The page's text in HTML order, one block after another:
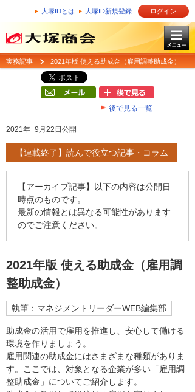
大塚IDとは 大塚ID新規登録 ログイン
実務記事 2021年版 使える助成金（雇用調整助成金）
後で見る一覧
2021年 9月22日公開
【連載終了】読んで役立つ記事・コラム
【アーカイブ記事】以下の内容は公開日
時点のものです。
最新の情報とは異なる可能性があります
のでご注意ください。
2021年版 使える助成金（雇用調
整助成金）
執筆：マネジメントリーダーWEB編集部
助成金の活用で雇用を推進し、安心して働ける
環境を作りましょう。
雇用関連の助成金にはさまざまな種類がありま
す。ここでは、対象となる企業が多い「雇用調
整助成金」についてご紹介します。